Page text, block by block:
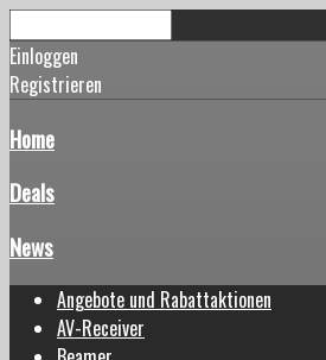
Einloggen
Registrieren
Home
Deals
News
Angebote und Rabattaktionen
AV-Receiver